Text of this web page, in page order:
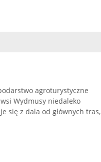
agroturystyczne
Wydmusy niedaleko
się z dala od głównych tras,